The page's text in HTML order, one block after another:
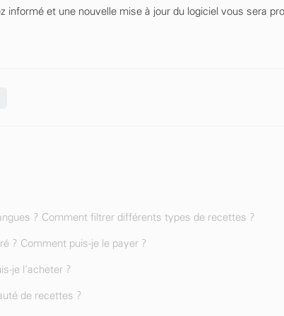
informé et une nouvelle mise à jour du logiciel vous sera
? Comment filtrer différents types de recettes ?
? Comment puis-je le payer ?
je l'acheter ?
de recettes ?